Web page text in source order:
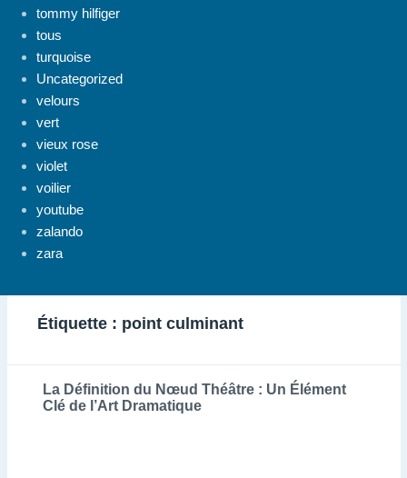
tommy hilfiger
tous
turquoise
Uncategorized
velours
vert
vieux rose
violet
voilier
youtube
zalando
zara
Étiquette : point culminant
La Définition du Nœud Théâtre : Un Élément
Clé de l’Art Dramatique